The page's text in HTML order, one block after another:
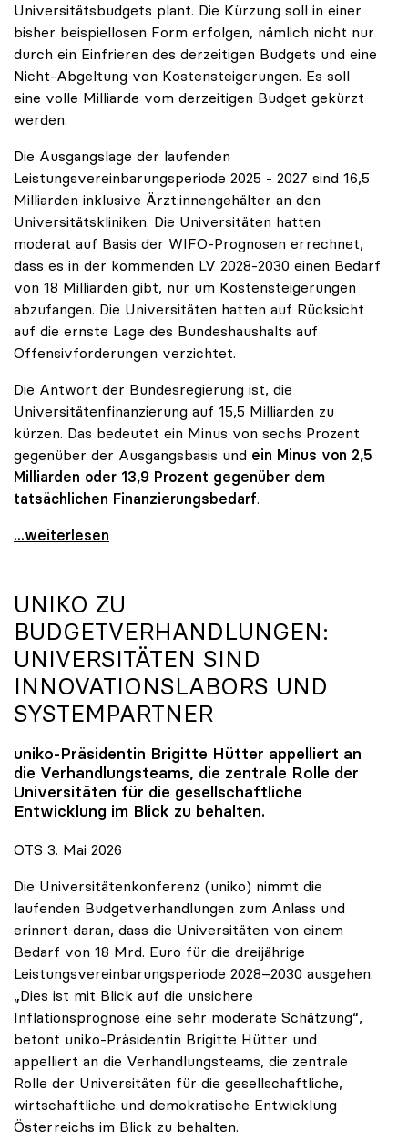
Universitätsbudgets plant. Die Kürzung soll in einer
bisher beispiellosen Form erfolgen, nämlich nicht nur
durch ein Einfrieren des derzeitigen Budgets und eine
Nicht-Abgeltung von Kostensteigerungen. Es soll
eine volle Milliarde vom derzeitigen Budget gekürzt
werden.
Die Ausgangslage der laufenden
Leistungsvereinbarungsperiode 2025 - 2027 sind 16,5
Milliarden inklusive Ärzt:innengehälter an den
Universitätskliniken. Die Universitäten hatten
moderat auf Basis der WIFO-Prognosen errechnet,
dass es in der kommenden LV 2028-2030 einen Bedarf
von 18 Milliarden gibt, nur um Kostensteigerungen
abzufangen. Die Universitäten hatten auf Rücksicht
auf die ernste Lage des Bundeshaushalts auf
Offensivforderungen verzichtet.
Die Antwort der Bundesregierung ist, die
Universitätenfinanzierung auf 15,5 Milliarden zu
kürzen. Das bedeutet ein Minus von sechs Prozent
gegenüber der Ausgangsbasis und ein Minus von 2,5
Milliarden oder 13,9 Prozent gegenüber dem
tatsächlichen Finanzierungsbedarf.
\"Österreich ist für die heimischen Universitäten
...weiterlesen
UNIKO ZU
BUDGETVERHANDLUNGEN:
UNIVERSITÄTEN SIND
INNOVATIONSLABORS UND
SYSTEMPARTNER
uniko-Präsidentin Brigitte Hütter appelliert an
die Verhandlungsteams, die zentrale Rolle der
Universitäten für die gesellschaftliche
Entwicklung im Blick zu behalten.
OTS 3. Mai 2026
Die Universitätenkonferenz (uniko) nimmt die
laufenden Budgetverhandlungen zum Anlass und
erinnert daran, dass die Universitäten von einem
Bedarf von 18 Mrd. Euro für die dreijährige
Leistungsvereinbarungsperiode 2028–2030 ausgehen.
„Dies ist mit Blick auf die unsichere
Inflationsprognose eine sehr moderate Schätzung“,
betont uniko-Präsidentin Brigitte Hütter und
appelliert an die Verhandlungsteams, die zentrale
Rolle der Universitäten für die gesellschaftliche,
wirtschaftliche und demokratische Entwicklung
Österreichs im Blick zu behalten.